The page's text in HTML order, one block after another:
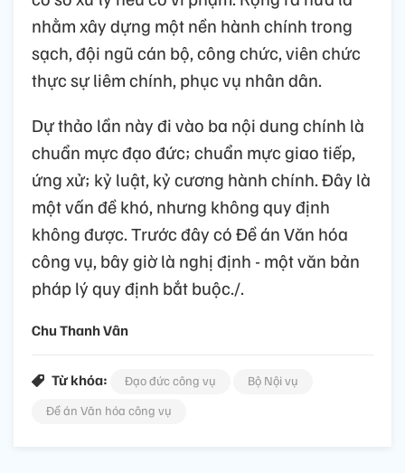
nhằm xây dựng một nền hành chính trong
sạch, đội ngũ cán bộ, công chức, viên chức
thực sự liêm chính, phục vụ nhân dân.
Dự thảo lần này đi vào ba nội dung chính là
chuẩn mực đạo đức; chuẩn mực giao tiếp,
ứng xử; kỷ luật, kỷ cương hành chính. Đây là
một vấn đề khó, nhưng không quy định
không được. Trước đây có Đề án Văn hóa
công vụ, bây giờ là nghị định - một văn bản
pháp lý quy định bắt buộc./.
Chu Thanh Vân
Từ khóa: Đạo đức công vụ
Bộ Nội vụ
Đề án Văn hóa công vụ